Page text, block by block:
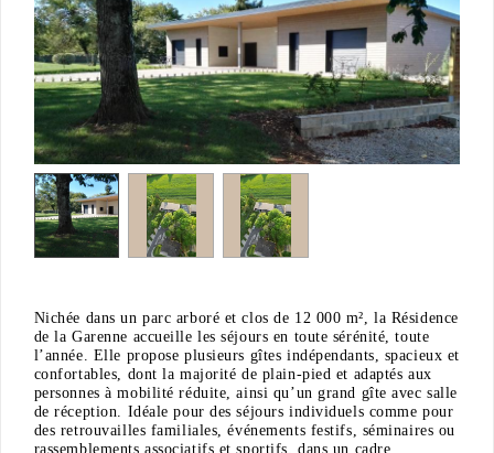
Nichée dans un parc arboré et clos de 12 000 m², la Résidence
de la Garenne accueille les séjours en toute sérénité, toute
l’année. Elle propose plusieurs gîtes indépendants, spacieux et
confortables, dont la majorité de plain-pied et adaptés aux
personnes à mobilité réduite, ainsi qu’un grand gîte avec salle
de réception. Idéale pour des séjours individuels comme pour
des retrouvailles familiales, événements festifs, séminaires ou
rassemblements associatifs et sportifs, dans un cadre